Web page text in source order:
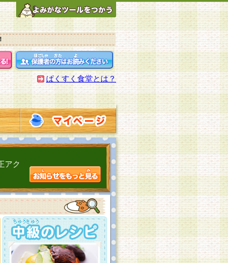
ぱくすく食堂とは？
アク
ちら
こめ
りが